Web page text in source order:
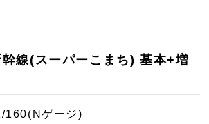
線(スーパーこまち) 基本+増
160(Nゲージ)